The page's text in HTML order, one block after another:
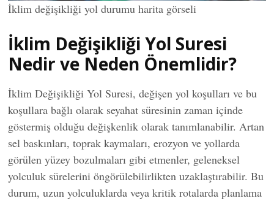
İklim değişikliği yol durumu harita görseli
İklim Değişikliği Yol Suresi
Nedir ve Neden Önemlidir?
İklim Değişikliği Yol Suresi, değişen yol koşulları ve bu
koşullara bağlı olarak seyahat süresinin zaman içinde
göstermiş olduğu değişkenlik olarak tanımlanabilir. Artan
sel baskınları, toprak kaymaları, erozyon ve yollarda
görülen yüzey bozulmaları gibi etmenler, geleneksel
yolculuk sürelerini öngörülebilirlikten uzaklaştırabilir. Bu
durum, uzun yolculuklarda veya kritik rotalarda planlama